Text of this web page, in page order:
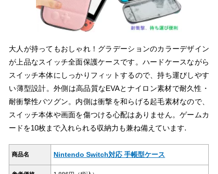
大人が持ってもおしゃれ！グラデーションのカラーデザイン
が上品なスイッチ全面保護ケースです。ハードケースながら
スイッチ本体にしっかりフィットするので、持ち運びしやす
い薄型設計。外側は高品質なEVAとナイロン素材で耐久性・
耐衝撃性バツグン。内側は衝撃を和らげる起毛素材なので、
スイッチ本体や画面を傷つける心配はありません。ゲームカ
ードを10枚まで入れられる収納力も兼ね備えています.
商品名 Nintendo Switch対応 手帳型ケース